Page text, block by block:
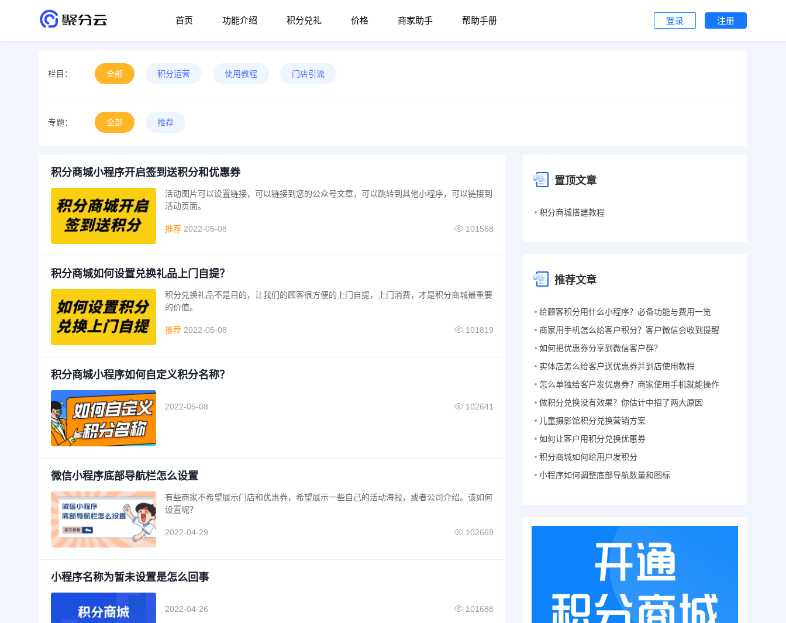
首页 功能介绍 积分兑礼 价格 商家助手 帮助手册 登录 注册
栏目： 全部 积分运营 使用教程 门店引流
专题： 全部 推荐
积分商城小程序开启签到送积分和优惠券
活动图片可以设置链接，可以链接到您的公众号文章，可以跳转到其他小程序，可以链接到
活动页面。
推荐 2022-05-08 101568
积分商城如何设置兑换礼品上门自提？
积分兑换礼品不是目的，让我们的顾客很方便的上门自提，上门消费，才是积分商城最重要
的价值。
推荐 2022-05-08 101819
积分商城小程序如何自定义积分名称？
2022-05-08 102641
微信小程序底部导航栏怎么设置
有些商家不希望展示门店和优惠券，希望展示一些自己的活动海报，或者公司介绍。该如何
设置呢？
2022-04-29 102669
小程序名称为暂未设置是怎么回事
2022-04-26 101688
置顶文章
积分商城搭建教程
推荐文章
给顾客积分用什么小程序？必备功能与费用一览
商家用手机怎么给客户积分？客户微信会收到提醒
如何把优惠券分享到微信客户群？
实体店怎么给客户送优惠券并到店使用教程
怎么单独给客户发优惠券？商家使用手机就能操作
做积分兑换没有效果？你估计中招了两大原因
儿童摄影馆积分兑换营销方案
如何让客户用积分兑换优惠券
积分商城如何给用户发积分
小程序如何调整底部导航数量和图标